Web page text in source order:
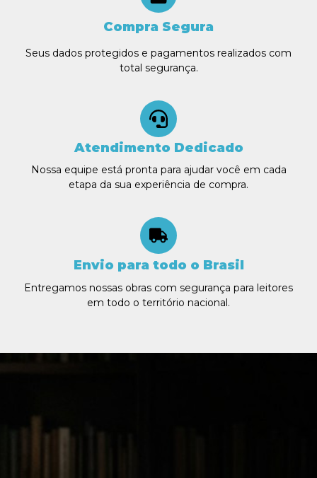
Compra Segura
Seus dados protegidos e pagamentos realizados com
total segurança.
Atendimento Dedicado
Nossa equipe está pronta para ajudar você em cada
etapa da sua experiência de compra.​
Envio para todo o Brasil
Entregamos nossas obras com segurança para leitores
em todo o território nacional.​